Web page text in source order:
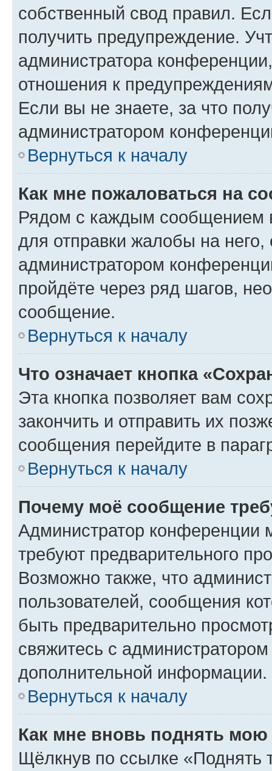
собственный свод правил.
получить предупреждение.
администратора
отношения к
Если вы не знаете, за что
администратором
Вернуться к началу
Как мне пожаловаться на
Рядом с каждым сообщением
для отправки жалобы на
администратором
пройдёте через ряд шагов,
сообщение.
Вернуться к началу
Что означает кнопка
Эта кнопка позволяет вам
закончить и отправить их
сообщения перейдите в
Вернуться к началу
Почему моё сообщение
Администратор конференции
требуют предварительного
Возможно также, что
пользователей, сообщения
быть предварительно
свяжитесь с
дополнительной информации.
Вернуться к началу
Как мне вновь поднять мою
Щёлкнув по ссылке «Поднять